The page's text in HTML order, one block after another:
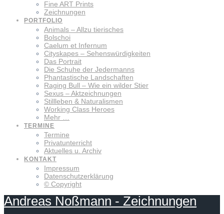
Fine ART Prints
Zeichnungen
PORTFOLIO
Animals – Allzu tierisches
Bolschoi
Caelum et Infernum
Cityskapes – Sehenswürdigkeiten
Das Portrait
Die Schuhe der Jedermanns
Phantastische Landschaften
Raging Bull – Wie ein wilder Stier
Sexus – Aktzeichnungen
Stillleben & Naturalismen
Working Class Heroes
Mehr …
TERMINE
Termine
Privatunterricht
Aktuelles u. Archiv
KONTAKT
Impressum
Datenschutzerklärung
© Copyright
Andreas Noßmann - Zeichnungen